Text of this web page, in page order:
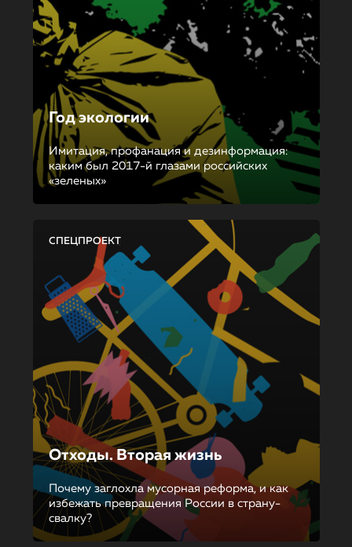
Год экологии
Имитация, профанация и дезинформация:
каким был 2017-й глазами российских
«зеленых»
СПЕЦПРОЕКТ
Отходы. Вторая жизнь
Почему заглохла мусорная реформа, и как
избежать превращения России в страну-
свалку?